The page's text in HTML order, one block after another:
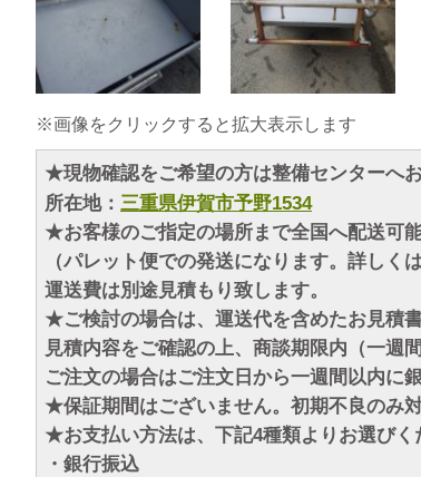
※画像をクリックすると拡大表示します
★現物確認をご希望の方は整備センターへ
所在地： 三重県伊賀市予野1534
★お客様のご指定の場所まで全国へ配送可能
（パレット便での発送になります。詳しく
運送費は別途見積もり致します。
★ご検討の場合は、運送代を含めたお見積
見積内容をご確認の上、商談期限内（一週
ご注文の場合はご注文日から一週間以内に
★保証期間はございません。初期不良のみ
★お支払い方法は、下記4種類よりお選びく
・銀行振込